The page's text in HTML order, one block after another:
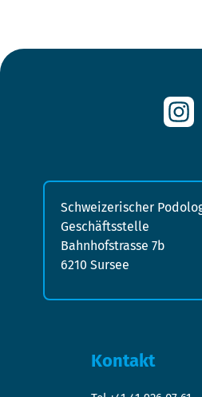
Kontakt
Schweizerischer
Geschäftsstelle
Bahnhofstrasse 7b
6210 Sursee